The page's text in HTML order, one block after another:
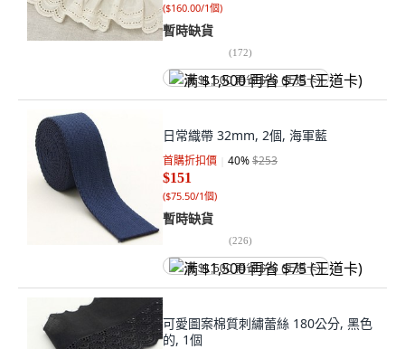
($160.00/1個)
暫時缺貨
(172)
满 $1,500 再省 $75 (王道卡)
日常織帶 32mm, 2個, 海軍藍
首購折扣價 40%$253
$151
($75.50/1個)
暫時缺貨
(226)
满 $1,500 再省 $75 (王道卡)
可愛圖案棉質刺繡蕾絲 180公分, 黑色
的, 1個